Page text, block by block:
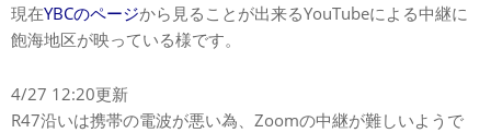
現在YBCのページから見ることが出来るYouTubeによる中継に
飽海地区が映っている様です。
4/27 12:20更新
R47沿いは携帯の電波が悪い為、Zoomの中継が難しいようで